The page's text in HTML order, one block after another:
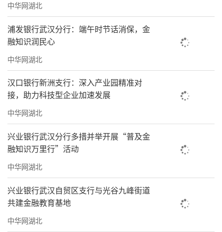
中华网湖北
浦发银行武汉分行：端午时节话消保，金
融知识润民心
中华网湖北
汉口银行新洲支行：深入产业园精准对
接，助力科技型企业加速发展
中华网湖北
兴业银行武汉分行多措并举开展“普及金
融知识万里行”活动
中华网湖北
兴业银行武汉自贸区支行与光谷九峰街道
共建金融教育基地
中华网湖北